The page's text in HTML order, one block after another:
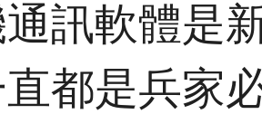
訊軟體是
直都是兵家